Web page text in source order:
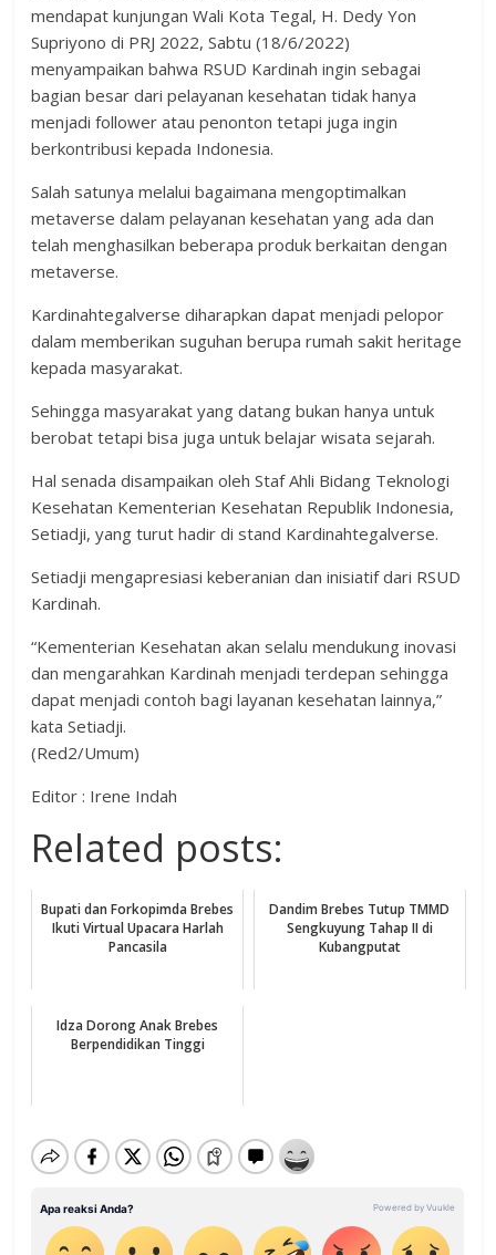
mendapat kunjungan Wali Kota Tegal, H. Dedy Yon
Supriyono di PRJ 2022, Sabtu (18/6/2022)
menyampaikan bahwa RSUD Kardinah ingin sebagai
bagian besar dari pelayanan kesehatan tidak hanya
menjadi follower atau penonton tetapi juga ingin
berkontribusi kepada Indonesia.
Salah satunya melalui bagaimana mengoptimalkan
metaverse dalam pelayanan kesehatan yang ada dan
telah menghasilkan beberapa produk berkaitan dengan
metaverse.
Kardinahtegalverse diharapkan dapat menjadi pelopor
dalam memberikan suguhan berupa rumah sakit heritage
kepada masyarakat.
Sehingga masyarakat yang datang bukan hanya untuk
berobat tetapi bisa juga untuk belajar wisata sejarah.
Hal senada disampaikan oleh Staf Ahli Bidang Teknologi
Kesehatan Kementerian Kesehatan Republik Indonesia,
Setiadji, yang turut hadir di stand Kardinahtegalverse.
Setiadji mengapresiasi keberanian dan inisiatif dari RSUD
Kardinah.
“Kementerian Kesehatan akan selalu mendukung inovasi
dan mengarahkan Kardinah menjadi terdepan sehingga
dapat menjadi contoh bagi layanan kesehatan lainnya,”
kata Setiadji.
(Red2/Umum)
Editor : Irene Indah
Related posts:
Bupati dan Forkopimda Brebes
Ikuti Virtual Upacara Harlah
Pancasila
Dandim Brebes Tutup TMMD
Sengkuyung Tahap II di
Kubangputat
Idza Dorong Anak Brebes
Berpendidikan Tinggi